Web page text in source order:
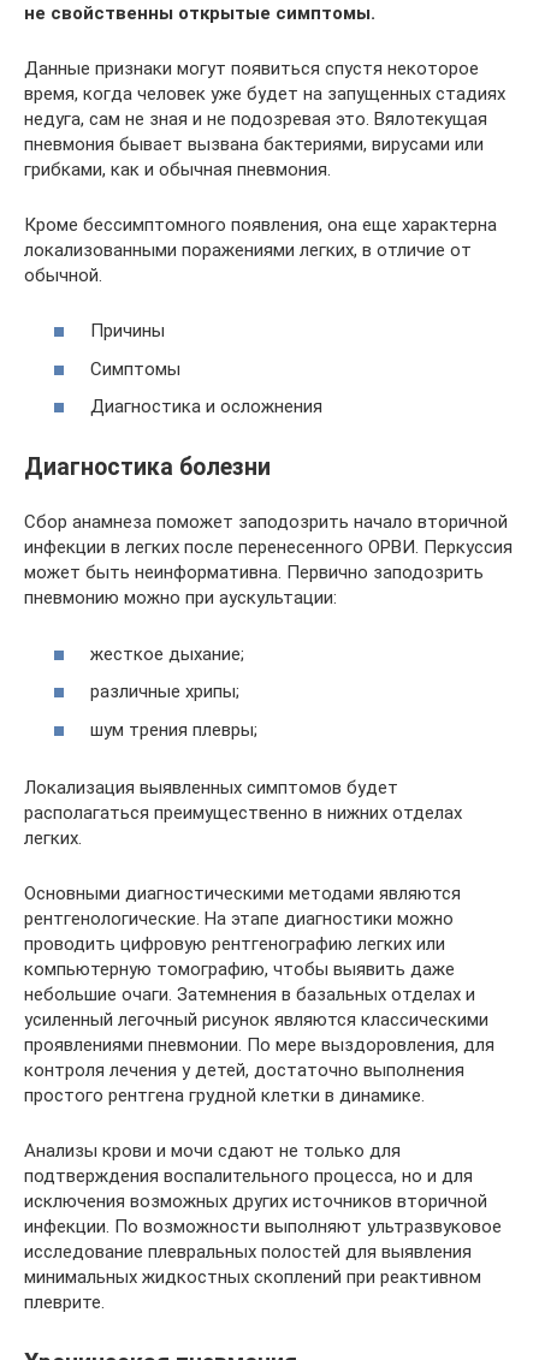
не свойственны открытые симптомы.
Данные признаки могут появиться спустя некоторое
время, когда человек уже будет на запущенных стадиях
недуга, сам не зная и не подозревая это. Вялотекущая
пневмония бывает вызвана бактериями, вирусами или
грибками, как и обычная пневмония.
Кроме бессимптомного появления, она еще характерна
локализованными поражениями легких, в отличие от
обычной.
Причины
Симптомы
Диагностика и осложнения
Диагностика болезни
Сбор анамнеза поможет заподозрить начало вторичной
инфекции в легких после перенесенного ОРВИ. Перкуссия
может быть неинформативна. Первично заподозрить
пневмонию можно при аускультации:
жесткое дыхание;
различные хрипы;
шум трения плевры;
Локализация выявленных симптомов будет
располагаться преимущественно в нижних отделах
легких.
Основными диагностическими методами являются
рентгенологические. На этапе диагностики можно
проводить цифровую рентгенографию легких или
компьютерную томографию, чтобы выявить даже
небольшие очаги. Затемнения в базальных отделах и
усиленный легочный рисунок являются классическими
проявлениями пневмонии. По мере выздоровления, для
контроля лечения у детей, достаточно выполнения
простого рентгена грудной клетки в динамике.
Анализы крови и мочи сдают не только для
подтверждения воспалительного процесса, но и для
исключения возможных других источников вторичной
инфекции. По возможности выполняют ультразвуковое
исследование плевральных полостей для выявления
минимальных жидкостных скоплений при реактивном
плеврите.